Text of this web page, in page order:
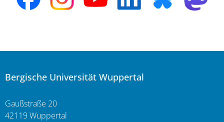
Bergische Universität Wuppertal
Gaußstraße 20
42119 Wuppertal